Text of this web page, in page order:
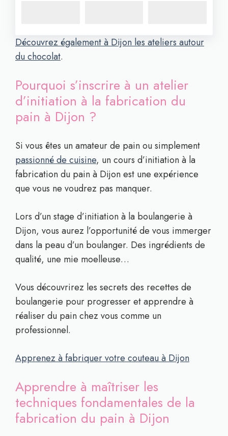
Découvrez également à Dijon les ateliers autour
du chocolat.
Pourquoi s’inscrire à un atelier
d’initiation à la fabrication du
pain à Dijon ?
Si vous êtes un amateur de pain ou simplement
passionné de cuisine, un cours d’initiation à la
fabrication du pain à Dijon est une expérience
que vous ne voudrez pas manquer.
Lors d’un stage d’initiation à la boulangerie à
Dijon, vous aurez l’opportunité de vous immerger
dans la peau d’un boulanger. Des ingrédients de
qualité, une mie moelleuse…
Vous découvrirez les secrets des recettes de
boulangerie pour progresser et apprendre à
réaliser du pain chez vous comme un
professionnel.
Apprenez à fabriquer votre couteau à Dijon
Apprendre à maîtriser les
techniques fondamentales de la
fabrication du pain à Dijon